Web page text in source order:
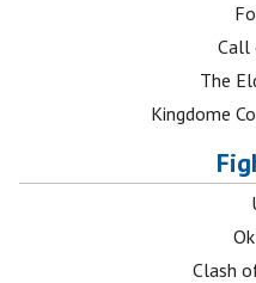
Call
The
Kingdome
Clash